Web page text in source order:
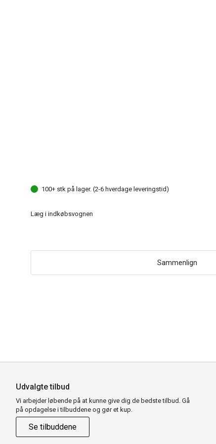
100+ stk på lager. (2-6 hverdage leveringstid)
Læg i indkøbsvognen
Sammenlign
Udvalgte tilbud
Vi arbejder løbende på at kunne give dig de bedste tilbud. Gå
på opdagelse i tilbuddene og gør et kup.
Se tilbuddene